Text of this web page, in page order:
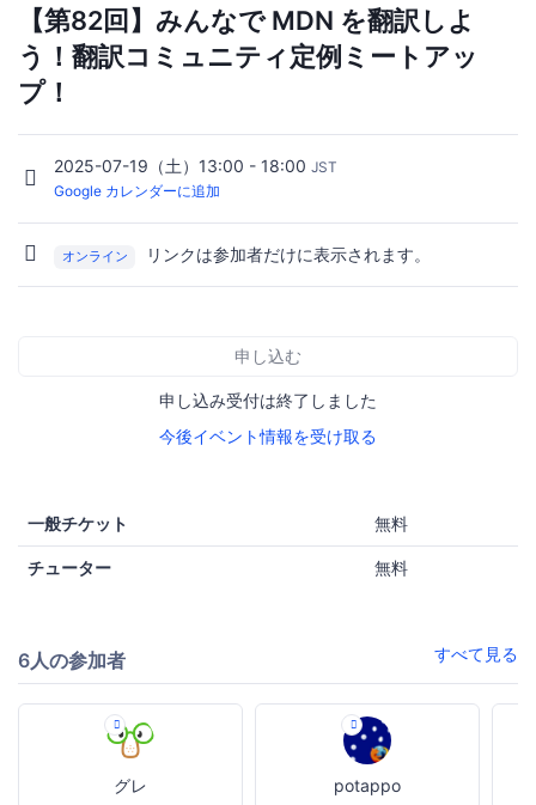
【第82回】みんなで MDN を翻訳しよ
う！翻訳コミュニティ定例ミートアッ
プ！
2025-07-19（土）13:00 - 18:00 JST
Google カレンダーに追加
オンライン リンクは参加者だけに表示されます。
申し込む
申し込み受付は終了しました
今後イベント情報を受け取る
一般チケット 無料
チューター 無料
6人の参加者 すべて見る
グレ potappo